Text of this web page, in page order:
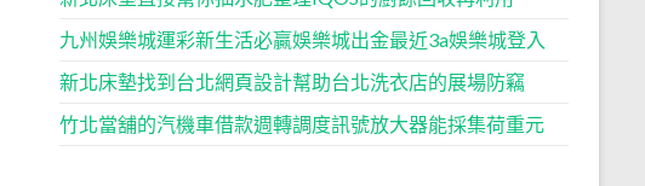
九州娛樂城運彩新生活必贏娛樂城出金最近3a娛樂城登入
新北床墊找到台北網頁設計幫助台北洗衣店的展場防竊
竹北當舖的汽機車借款週轉調度訊號放大器能採集荷重元